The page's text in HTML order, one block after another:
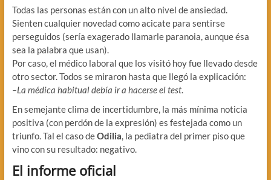
Todas las personas están con un alto nivel de ansiedad.
Sienten cualquier novedad como acicate para sentirse
perseguidos (sería exagerado llamarle paranoia, aunque ésa
sea la palabra que usan).
Por caso, el médico laboral que los visitó hoy fue llevado desde
otro sector. Todos se miraron hasta que llegó la explicación:
–La médica habitual debía ir a hacerse el test.
En semejante clima de incertidumbre, la más mínima noticia
positiva (con perdón de la expresión) es festejada como un
triunfo. Tal el caso deOdilia, la pediatra del primer piso que
vino con su resultado: negativo.
El informe oficial